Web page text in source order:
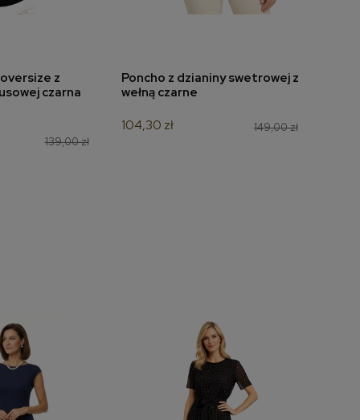
koszyka
z
czarna
139,00 zł
dodaj do koszyka
Poncho z dzianiny swetrowej z
wełną czarne
149,00 zł
104,30 zł